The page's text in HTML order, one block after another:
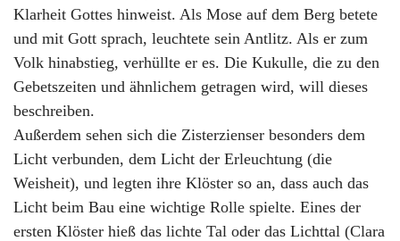
Klarheit Gottes hinweist. Als Mose auf dem Berg betete
und mit Gott sprach, leuchtete sein Antlitz. Als er zum
Volk hinabstieg, verhüllte er es. Die Kukulle, die zu den
Gebetszeiten und ähnlichem getragen wird, will dieses
beschreiben.
Außerdem sehen sich die Zisterzienser besonders dem
Licht verbunden, dem Licht der Erleuchtung (die
Weisheit), und legten ihre Klöster so an, dass auch das
Licht beim Bau eine wichtige Rolle spielte. Eines der
ersten Klöster hieß das lichte Tal oder das Lichttal (Clara